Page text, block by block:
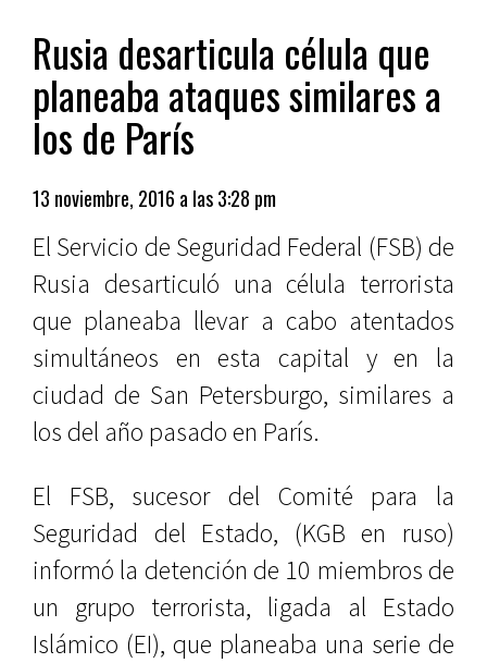
Rusia desarticula célula que
planeaba ataques similares a
los de París
13 noviembre, 2016 a las 3:28 pm
El Servicio de Seguridad Federal (FSB) de
Rusia desarticuló una célula terrorista
que planeaba llevar a cabo atentados
simultáneos en esta capital y en la
ciudad de San Petersburgo, similares a
los del año pasado en París.
El FSB, sucesor del Comité para la
Seguridad del Estado, (KGB en ruso)
informó la detención de 10 miembros de
un grupo terrorista, ligada al Estado
Islámico (EI), que planeaba una serie de